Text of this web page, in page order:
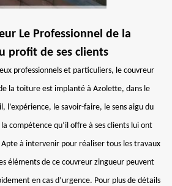
Le Professionnel de la
profit de ses clients
professionnels et particuliers, le couvreur
la toiture est implanté à Azolette, dans le
l’expérience, le savoir-faire, le sens aigu du
compétence qu’il offre à ses clients lui ont
à intervenir pour réaliser tous les travaux
éléments de ce couvreur zingueur peuvent
en cas d’urgence. Pour plus de détails